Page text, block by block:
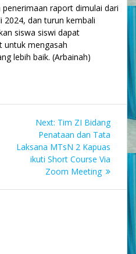
raport dimulai dari
2024, dan turun kembali
siswa siswi dapat
untuk mengasah
lebih baik. (Arbainah)
Next: Next
post:
Tim ZI Bidang
Penataan dan Tata
Laksana MTsN 2 Kapuas
ikuti Short Course Via
Zoom Meeting